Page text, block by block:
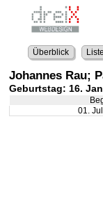
Überblick Liste
Johannes Rau;
Geburtstag: 16.
01.